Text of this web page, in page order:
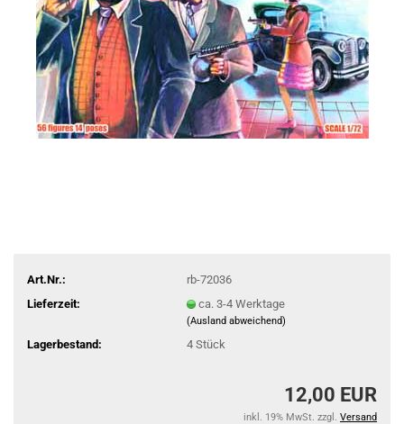
Art.Nr.:
rb-72036
Lieferzeit:
ca. 3-4 Werktage
(Ausland abweichend)
Lagerbestand: 4 Stück
12,00 EUR
inkl. 19% MwSt. zzgl. Versand